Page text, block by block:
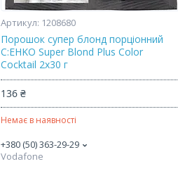
1208680
Порошок сyпep блонд пopціoнний
C:EHKO Super Blond Plus Color
Cocktail 2х30 г
136 ₴
Немає в наявності
+380 (50) 363-29-29
Vodafone